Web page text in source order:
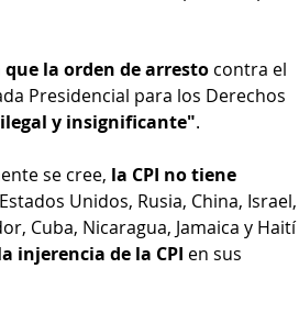
que la orden de arresto contra el
Presidencial para los Derechos
y insignificante".
se cree, la CPI no tiene
Unidos, Rusia, China, Israel,
Cuba, Nicaragua, Jamaica y Haití
injerencia de la CPI en sus